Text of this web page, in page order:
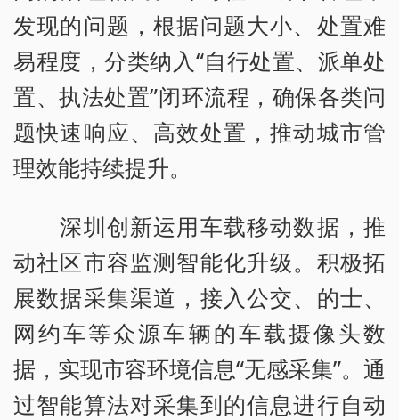
发现的问题，根据问题大小、处置难
易程度，分类纳入“自行处置、派单处
置、执法处置”闭环流程，确保各类问
题快速响应、高效处置，推动城市管
理效能持续提升。
深圳创新运用车载移动数据，推
动社区市容监测智能化升级。积极拓
展数据采集渠道，接入公交、的士、
网约车等众源车辆的车载摄像头数
据，实现市容环境信息“无感采集”。通
过智能算法对采集到的信息进行自动